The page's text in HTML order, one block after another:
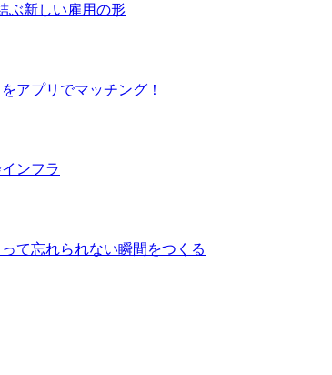
ぶ新しい雇用の形
アプリでマッチング！
ンフラ
て忘れられない瞬間をつくる